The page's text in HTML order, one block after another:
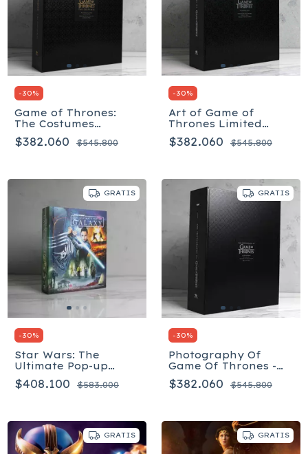
-30%
Game of Thrones:
The Costumes
Hardcover - Inglés
$382.060 $545.800
-30%
Art of Game of
Thrones Limited
Edition - Estuche
Tapa dura –
$382.060 $545.800
GRATIS
-30%
Star Wars: The
Ultimate Pop-up
Galaxy - Inglés
$408.100 $583.000
GRATIS
-30%
Photography Of
Game Of Thrones -
Box Set - Inglés
$382.060 $545.800
GRATIS GRATIS